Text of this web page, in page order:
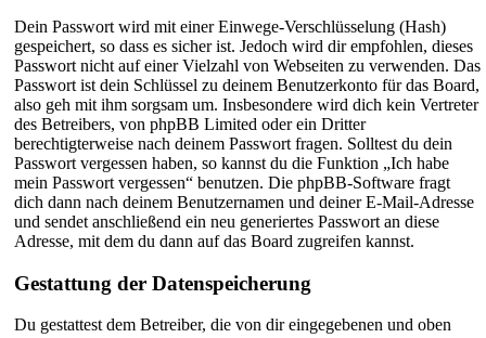
Dein Passwort wird mit einer Einwege-Verschlüsselung (Hash)
gespeichert, so dass es sicher ist. Jedoch wird dir empfohlen, dieses
Passwort nicht auf einer Vielzahl von Webseiten zu verwenden. Das
Passwort ist dein Schlüssel zu deinem Benutzerkonto für das Board,
also geh mit ihm sorgsam um. Insbesondere wird dich kein Vertreter
des Betreibers, von phpBB Limited oder ein Dritter
berechtigterweise nach deinem Passwort fragen. Solltest du dein
Passwort vergessen haben, so kannst du die Funktion „Ich habe
mein Passwort vergessen“ benutzen. Die phpBB-Software fragt
dich dann nach deinem Benutzernamen und deiner E-Mail-Adresse
und sendet anschließend ein neu generiertes Passwort an diese
Adresse, mit dem du dann auf das Board zugreifen kannst.
Gestattung der Datenspeicherung
Du gestattest dem Betreiber, die von dir eingegebenen und oben